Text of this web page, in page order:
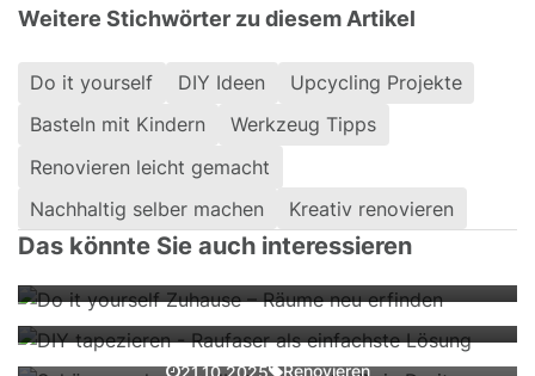
Weitere Stichwörter zu diesem Artikel
Do it yourself DIY Ideen
Upcycling Projekte
Basteln mit Kindern
Werkzeug Tipps
Renovieren leicht gemacht
Nachhaltig selber machen
Kreativ renovieren
Das könnte Sie auch interessieren
Do it yourself Zuhause – Räume neu
erfinden
21.10.2025 Renovieren
DIY tapezieren - Raufaser als
einfachste Lösung
29.10.2024 Renovieren
Schöner wohnen, selbst gemacht –
Dein Do it yourself Magazin für
Zuhause
21.10.2025 Renovieren
Wandkunst DIY – Akzente mit Holz,